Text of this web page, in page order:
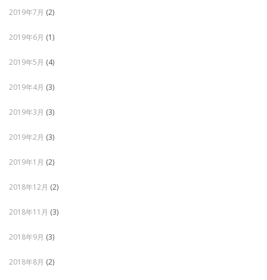
2019年7月 (2)
2019年6月 (1)
2019年5月 (4)
2019年4月 (3)
2019年3月 (3)
2019年2月 (3)
2019年1月 (2)
2018年12月 (2)
2018年11月 (3)
2018年9月 (3)
2018年8月 (2)